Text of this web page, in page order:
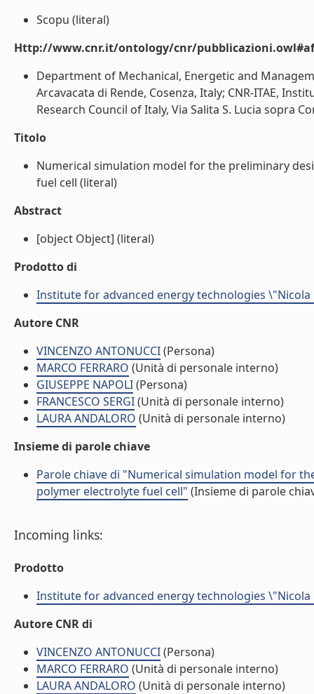
Scopu (literal)
Http://www.cnr.it/ontology/cnr/
Department of Mechanical, Energetic and
Arcavacata di Rende, Cosenza, Italy; CNR-ITAE,
Research Council of Italy, Via Salita S. Lucia sopra
Titolo
Numerical simulation model for the preliminary
fuel cell (literal)
Abstract
[object Object] (literal)
Prodotto di
Institute for advanced energy technologies \"Nicola
Autore CNR
VINCENZO ANTONUCCI(Persona)
MARCO FERRARO (Unità di personale interno)
GIUSEPPE NAPOLI(Persona)
FRANCESCO SERGI(Unità di personale interno)
LAURA ANDALORO (Unità di personale interno)
Insieme di parole chiave
Parole chiave di "Numerical simulation model for
polymer electrolyte fuel cell" (Insieme di parole
Incoming links:
Prodotto
Institute for advanced energy technologies \"Nicola
Autore CNR di
VINCENZO ANTONUCCI(Persona)
MARCO FERRARO (Unità di personale interno)
LAURA ANDALORO (Unità di personale interno)